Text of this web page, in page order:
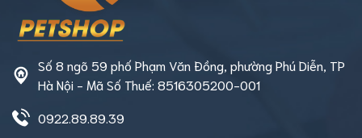
Số 8 ngõ 59 phố Phạm Văn Đồng, phường Phú Diễn, TP
Hà Nội - Mã Số Thuế: 8516305200-001
0922.89.89.39